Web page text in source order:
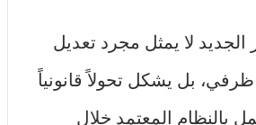
الجديد لا يمثل مجرد تعديل
بل يشكل تحولاً قانونياً
بالنظام المعتمد خلال